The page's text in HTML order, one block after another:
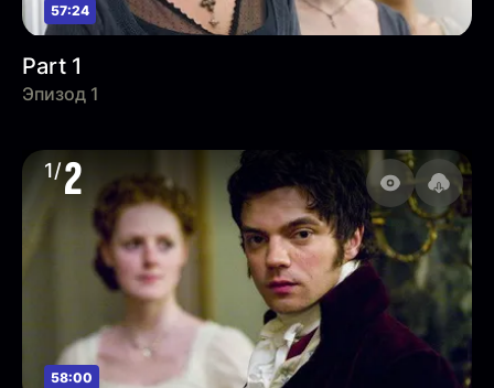
57:24
Part 1
Эпизод 1
1/2
58:00